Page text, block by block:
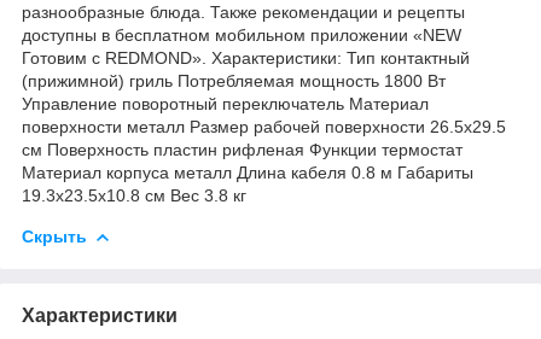
разнообразные блюда. Также рекомендации и рецепты
доступны в бесплатном мобильном приложении «NEW
Готовим с REDMOND». Характеристики: Тип контактный
(прижимной) гриль Потребляемая мощность 1800 Вт
Управление поворотный переключатель Материал
поверхности металл Размер рабочей поверхности 26.5х29.5
см Поверхность пластин рифленая Функции термостат
Материал корпуса металл Длина кабеля 0.8 м Габариты
19.3х23.5х10.8 см Вес 3.8 кг
Скрыть
Характеристики